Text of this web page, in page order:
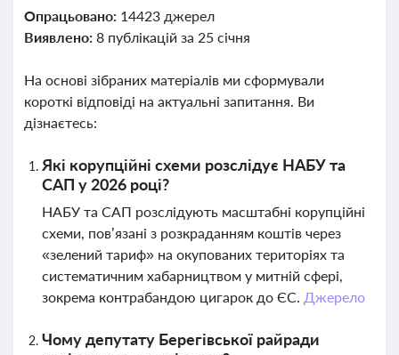
Опрацьовано: 14423 джерел
Виявлено: 8 публікацій за 25 січня
На основі зібраних матеріалів ми сформували
короткі відповіді на актуальні запитання. Ви
дізнаєтесь:
Які корупційні схеми розслідує НАБУ та
САП у 2026 році?
НАБУ та САП розслідують масштабні корупційні
схеми, пов’язані з розкраданням коштів через
«зелений тариф» на окупованих територіях та
систематичним хабарництвом у митній сфері,
зокрема контрабандою цигарок до ЄС. Джерело
Чому депутату Берегівської райради